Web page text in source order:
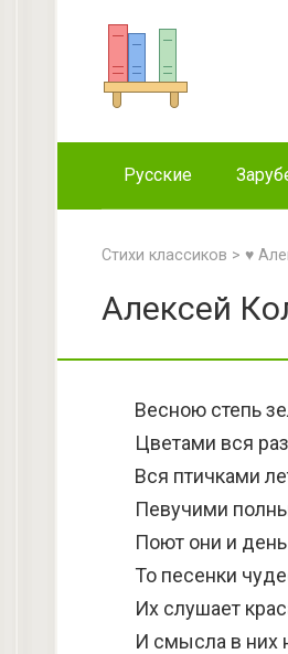
Русские
Стихи классиков > ♥
Алексей
Весною степь
Цветами вся
Вся птичками
Певучими
Поют они и
То песенки
Их слушает
И смысла в них